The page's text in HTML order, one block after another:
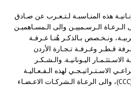
هذه المنـاسبـة لـتـعـرب عن صـادق
الـرعـاة الـرسـمييـن والى الـمسـاهميـن
ونـخـصص بـالذكـر هُنـا غـرفـة
قـطـر وغـرفـة تـجـارة الأردن
اليـونانيـة. والـشـكـر
الاسـتـراتيـجـي لهذه الـفـعـاليـة
شـركـة اتـحـاد الـمـقـاولـيـن (CCC)، والى الرعـاة الـشركـات الاعـضـاء